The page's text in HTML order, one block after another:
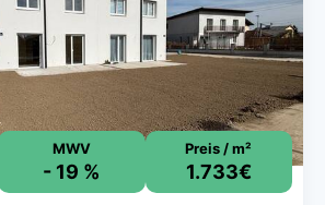
MWV
- 19 %
Preis / m²
1.733€